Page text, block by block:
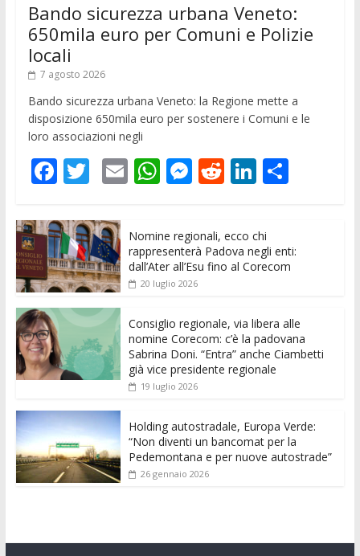
Bando sicurezza urbana Veneto:
650mila euro per Comuni e Polizie
locali
7 agosto 2026
Bando sicurezza urbana Veneto: la Regione mette a
disposizione 650mila euro per sostenere i Comuni e le
loro associazioni negli
F
e
b
o
o
k
T
itt
er
E
l
W
s
A
p
p
M
ss
e
n
er
R
di
t
Li
k
e
dI
C
di
vi
Nomine regionali, ecco chi
rappresenterà Padova negli enti:
dall’Ater all’Esu fino al Corecom
20 luglio 2026
Consiglio regionale, via libera alle
nomine Corecom: c’è la padovana
Sabrina Doni. “Entra” anche Ciambetti
già vice presidente regionale
19 luglio 2026
Holding autostradale, Europa Verde:
“Non diventi un bancomat per la
Pedemontana e per nuove autostrade”
26 gennaio 2026